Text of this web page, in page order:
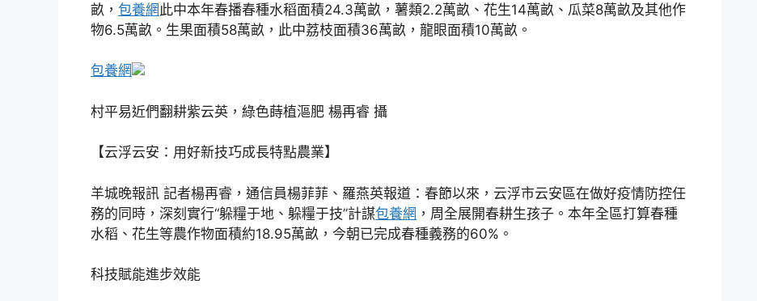
畝， 包養網 此中本年春播春種水稻面積24.3萬畝，薯類2.2萬畝、花生14萬畝、瓜菜8萬畝及其他作
物6.5萬畝。生果面積58萬畝，此中荔枝面積36萬畝，龍眼面積10萬畝。
包養網
村平易近們翻耕紫云英，綠色蒔植漚肥 楊再睿 攝
【云浮云安：用好新技巧成長特點農業】
羊城晚報訊 記者楊再睿，通信員楊菲菲、羅燕英報道：春節以來，云浮市云安區在做好疫情防控任
務的同時，深刻實行“躲糧于地、躲糧于技”計謀包養網 ，周全展開春耕生孩子。本年全區打算春種
水稻、花生等農作物面積約18.95萬畝，今朝已完成春種義務的60%。
科技賦能進步效能